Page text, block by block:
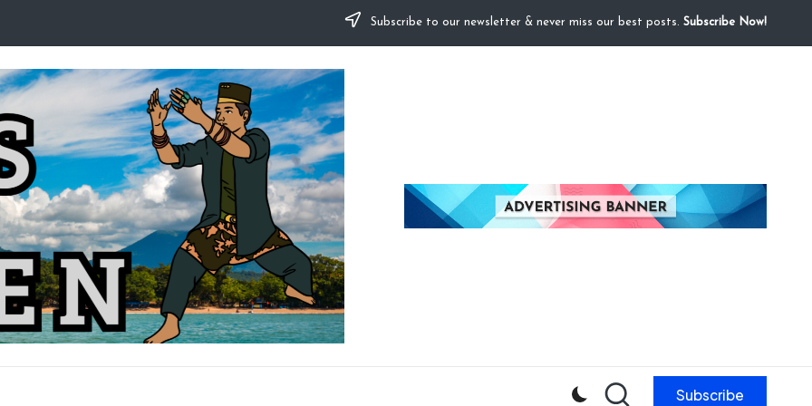
Subscribe to our newsletter & never miss our best posts. Subscribe Now!
Subscribe